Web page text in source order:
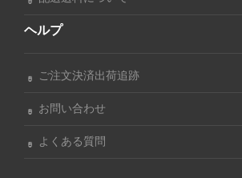
ヘルプ
ご注文決済出荷追跡
お問い合わせ
よくある質問